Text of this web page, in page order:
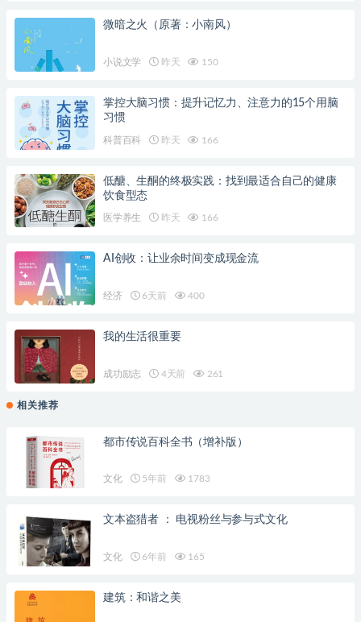
微暗之火（原著：小南风）
小说文学 昨天 150
掌控大脑习惯：提升记忆力、注意力的15个用脑
习惯
科普百科 昨天 166
低醣、生酮的终极实践：找到最适合自己的健康
饮食型态
医学养生 昨天 166
AI创收：让业余时间变成现金流
经济 6天前 400
我的生活很重要
成功励志 4天前 261
相关推荐
都市传说百科全书（增补版）
文化 5年前 1783
文本盗猎者 ： 电视粉丝与参与式文化
文化 6年前 165
建筑：和谐之美